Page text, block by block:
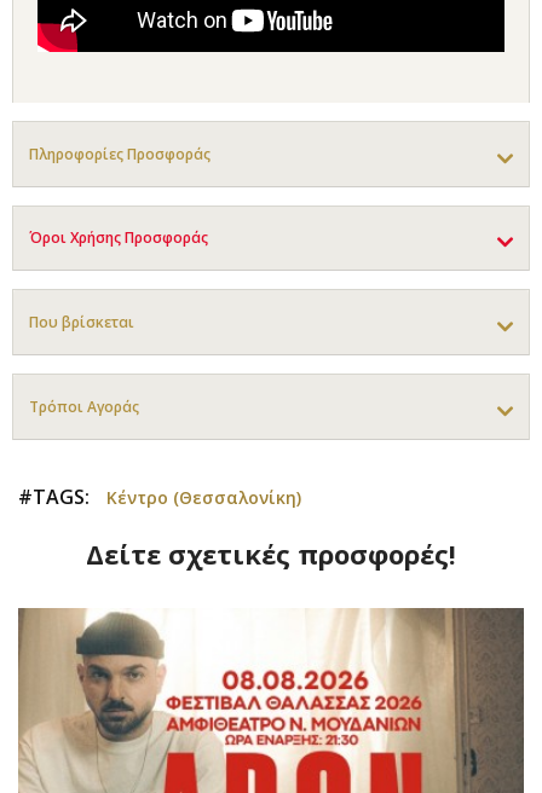
Πληροφορίες Προσφοράς
Όροι Χρήσης Προσφοράς
Που βρίσκεται
Τρόποι Αγοράς
#TAGS: Κέντρο (Θεσσαλονίκη)
Δείτε σχετικές προσφορές!